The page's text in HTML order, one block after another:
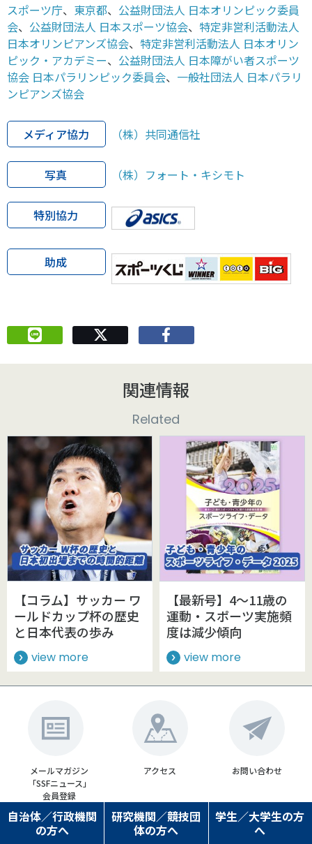
自治体／行政機関
の方へ
研究機関／競技団
体の方へ
学生／大学生の方
へ
スポーツ庁、 東京都、 公益財団法人 日本オリンピック委員
会、 公益財団法人 日本スポーツ協会、 特定非営利活動法人
日本オリンピアンズ協会、 特定非営利活動法人 日本オリン
ピック・アカデミー、 公益財団法人 日本障がい者スポーツ
協会 日本パラリンピック委員会、 一般社団法人 日本パラリ
ンピアンズ協会
メディア協力 （株）共同通信社
写真 （株）フォート・キシモト
特別協力
助成
関連情報
Related
【コラム】サッカー ワ
ールドカップ杯の歴史
と日本代表の歩み
view more
【最新号】4～11歳の
運動・スポーツ実施頻
度は減少傾向
view more
メールマガジン
「SSFニュース」
会員登録
アクセス お問い合わせ